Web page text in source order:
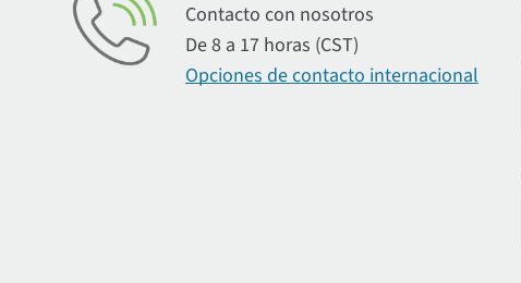
Contacto con nosotros
De 8 a 17 horas (CST)
Opciones de contacto internacional